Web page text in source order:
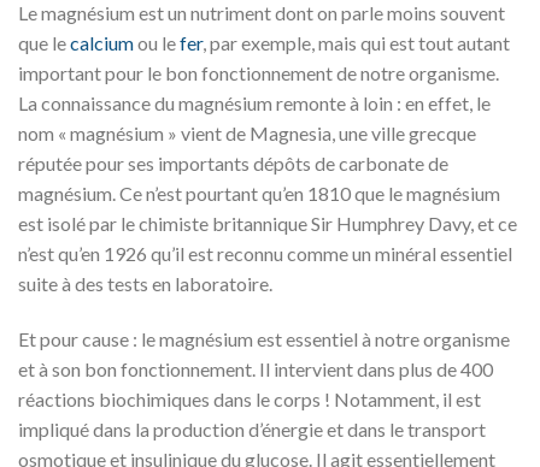
Le magnésium est un nutriment dont on parle moins souvent
que lecalciumou lefer, par exemple, mais qui est tout autant
important pour le bon fonctionnement de notre organisme.
La connaissance du magnésium remonte à loin : en effet, le
nom « magnésium » vient de Magnesia, une ville grecque
réputée pour ses importants dépôts de carbonate de
magnésium. Ce n’est pourtant qu’en 1810 que le magnésium
est isolé par le chimiste britannique Sir Humphrey Davy, et ce
n’est qu’en 1926 qu’il est reconnu comme un minéral essentiel
suite à des tests en laboratoire.
Et pour cause : le magnésium est essentiel à notre organisme
et à son bon fonctionnement. Il intervient dans plus de 400
réactions biochimiques dans le corps ! Notamment, il est
impliqué dans la production d’énergie et dans le transport
osmotique et insulinique du glucose. Il agit essentiellement